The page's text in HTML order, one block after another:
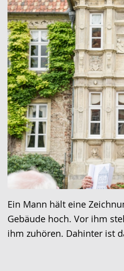
Ein Mann hält eine
Gebäude hoch. Vor ihm
ihm zuhören. Dahinter ist